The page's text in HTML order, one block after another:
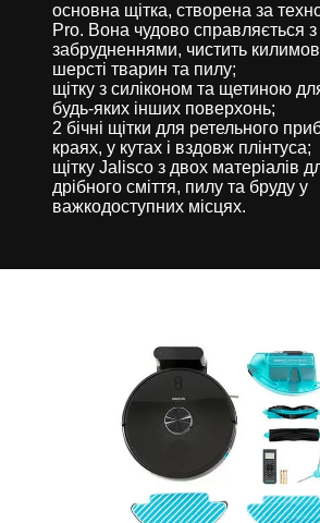
основна щітка, створена за
Pro. Вона чудово справляється
забрудненнями, чистить
шерсті тварин та пилу;
щітку з силіконом та щетиною
будь-яких інших поверхонь;
2 бічні щітки для ретельного
краях, у кутах і вздовж плінтуса;
щітку Jalisco з двох матеріалів
дрібного сміття, пилу та бруду у
важкодоступних місцях.